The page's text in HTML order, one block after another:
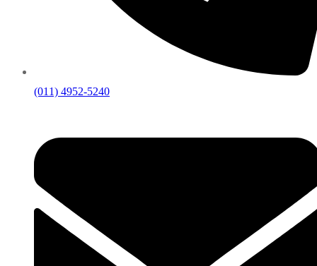
(011) 4952-5240